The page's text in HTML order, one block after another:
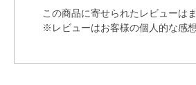
この商品に寄せられたレビューは
※レビューはお客様の個人的な感